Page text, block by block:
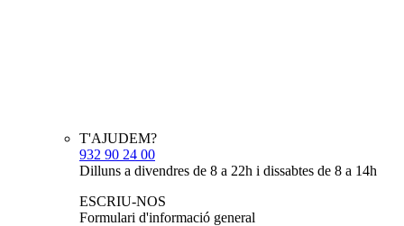
T'AJUDEM?
932 90 24 00
Dilluns a divendres de 8 a 22h i dissabtes de 8 a 14h
ESCRIU-NOS
Formulari d'informació general